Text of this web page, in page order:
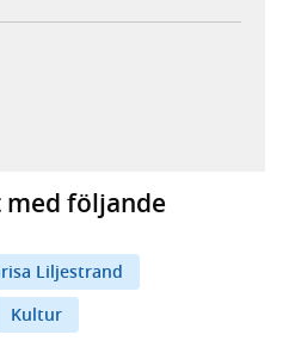
flik, extern webbplats,
webbplats,
flik, extern webbplats,
postklient,
följande
Liljestrand
Kultur